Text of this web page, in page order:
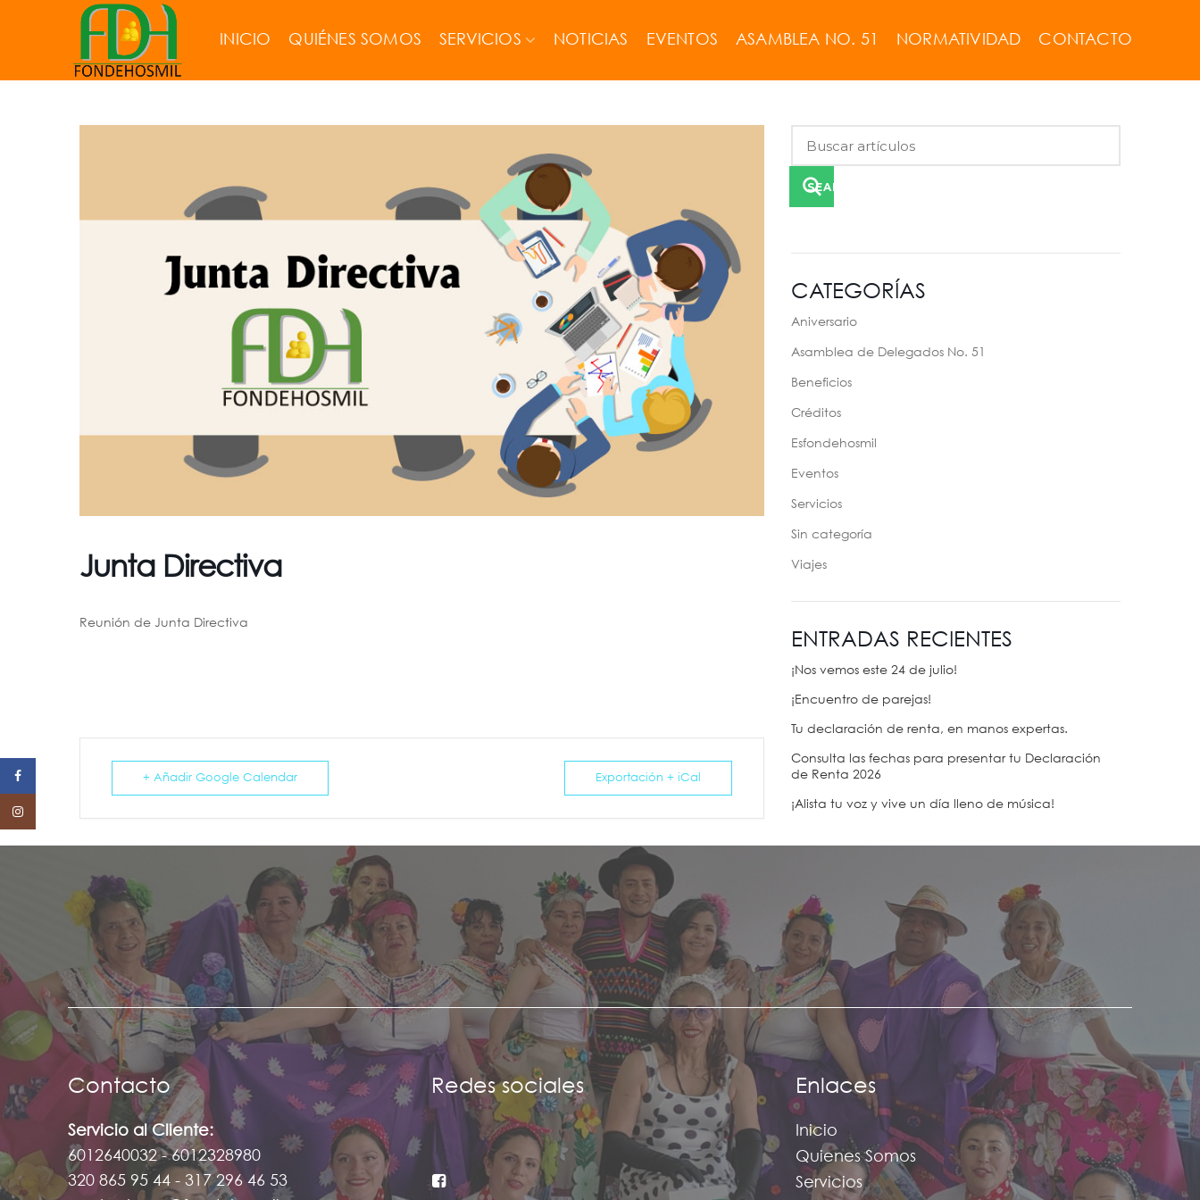
INICIO QUIÉNES SOMOS SERVICIOS NOTICIAS EVENTOS ASAMBLEA NO. 51 NORMATIVIDAD CONTACTO
Junta Directiva
Reunión de Junta Directiva
+ Añadir Google Calendar Exportación + iCal
SEARCH
CATEGORÍAS
Aniversario
Asamblea de Delegados No. 51
Beneficios
Créditos
Esfondehosmil
Eventos
Servicios
Sin categoría
Viajes
ENTRADAS RECIENTES
¡Nos vemos este 24 de julio!
¡Encuentro de parejas!
Tu declaración de renta, en manos expertas.
Consulta las fechas para presentar tu Declaración
de Renta 2026
¡Alista tu voz y vive un día lleno de música!
Contacto
Servicio al Cliente:
6012640032 - 6012328980
320 865 95 44 - 317 296 46 53
Redes sociales Enlaces
Inicio
Quienes Somos
Servicios